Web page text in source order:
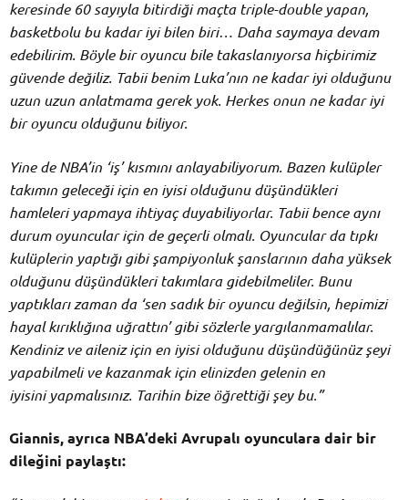
keresinde 60 sayıyla bitirdiği maçta triple-double yapan,
basketbolu bu kadar iyi bilen biri… Daha saymaya devam
edebilirim. Böyle bir oyuncu bile takaslanıyorsa hiçbirimiz
güvende değiliz. Tabii benim Luka’nın ne kadar iyi olduğunu
uzun uzun anlatmama gerek yok. Herkes onun ne kadar iyi
bir oyuncu olduğunu biliyor.
Yine de NBA’in ‘iş’ kısmını anlayabiliyorum. Bazen kulüpler
takımın geleceği için en iyisi olduğunu düşündükleri
hamleleri yapmaya ihtiyaç duyabiliyorlar. Tabii bence aynı
durum oyuncular için de geçerli olmalı. Oyuncular da tıpkı
kulüplerin yaptığı gibi şampiyonluk şanslarının daha yüksek
olduğunu düşündükleri takımlara gidebilmeliler. Bunu
yaptıkları zaman da ‘sen sadık bir oyuncu değilsin, hepimizi
hayal kırıklığına uğrattın’ gibi sözlerle yargılanmamalılar.
Kendiniz ve aileniz için en iyisi olduğunu düşündüğünüz şeyi
yapabilmeli ve kazanmak için elinizden gelenin en
iyisiniyapmalısınız. Tarihin bize öğrettiği şey bu.”
Giannis, ayrıca NBA’deki Avrupalı oyunculara dair bir
dileğini paylaştı: